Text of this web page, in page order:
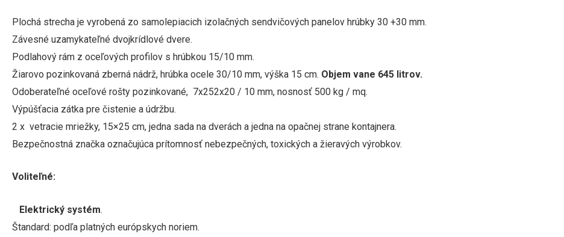
Plochá strecha je vyrobená zo samolepiacich izolačných sendvičových panelov hrúbky 30 +30 mm.
Závesné uzamykateľné dvojkrídlové dvere.
Podlahový rám z oceľových profilov s hrúbkou 15/10 mm.
Žiarovo pozinkovaná zberná nádrž, hrúbka ocele 30/10 mm, výška 15 cm. Objem vane 645 litrov.
Odoberateľné oceľové rošty pozinkované, 7x252x20 / 10 mm, nosnosť 500 kg / mq.
Výpúšťacia zátka pre čistenie a údržbu.
2 x vetracie mriežky, 15×25 cm, jedna sada na dverách a jedna na opačnej strane kontajnera.
Bezpečnostná značka označujúca prítomnosť nebezpečných, toxických a žieravých výrobkov.
Voliteľné:
Elektrický systém.
Štandard: podľa platných európskych noriem.